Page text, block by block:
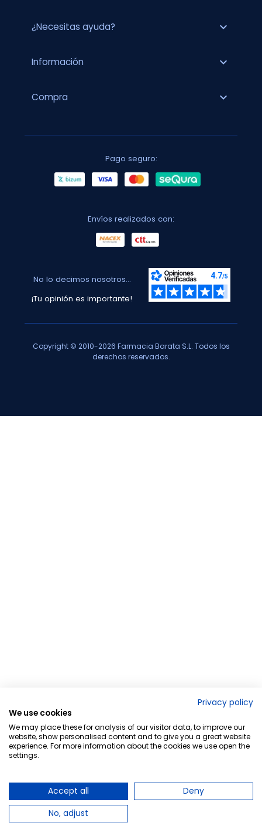
¿Necesitas ayuda? expand_more
Información expand_more
Compra expand_more
Pago seguro:
Envíos realizados con:
No lo decimos nosotros...
¡Tu opinión es importante!
Copyright © 2010-2026 Farmacia Barata S.L. Todos los
derechos reservados.
Privacy policy
We use cookies
We may place these for analysis of our visitor data, to improve our
website, show personalised content and to give you a great website
experience. For more information about the cookies we use open the
settings.
Accept all
Deny
No, adjust